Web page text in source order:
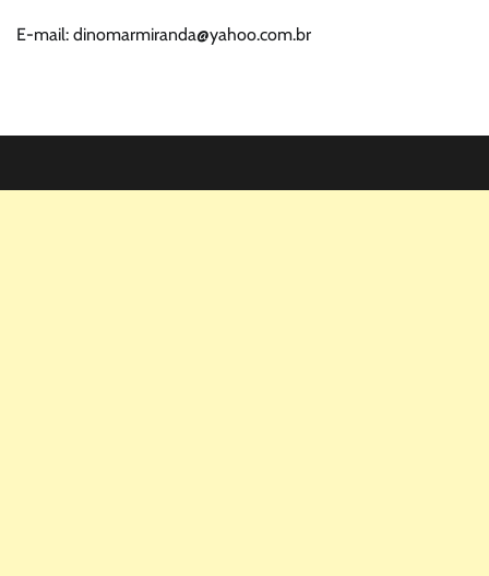
E-mail: dinomarmiranda@yahoo.com.br